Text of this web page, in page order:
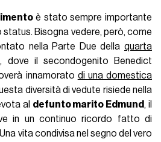
è stato sempre importante
status. Bisogna vedere, però, come
nella Parte Due della quarta
, dove il secondogenito Benedict
innamorato di una domestica
diversità di vedute risiede nella
al defunto marito Edmund , il
in un continuo ricordo fatto di
vita condivisa nel segno del vero